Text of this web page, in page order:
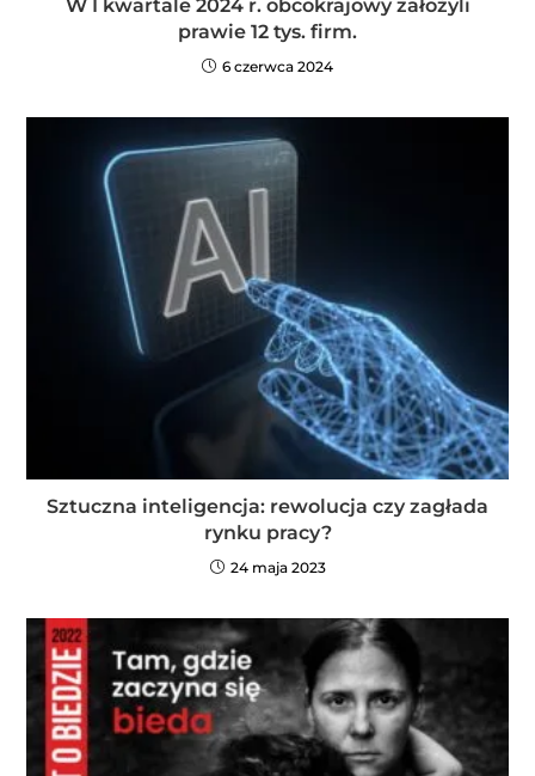
W I kwartale 2024 r. obcokrajowy założyli
prawie 12 tys. firm.
6 czerwca 2024
Sztuczna inteligencja: rewolucja czy zagłada
rynku pracy?
24 maja 2023